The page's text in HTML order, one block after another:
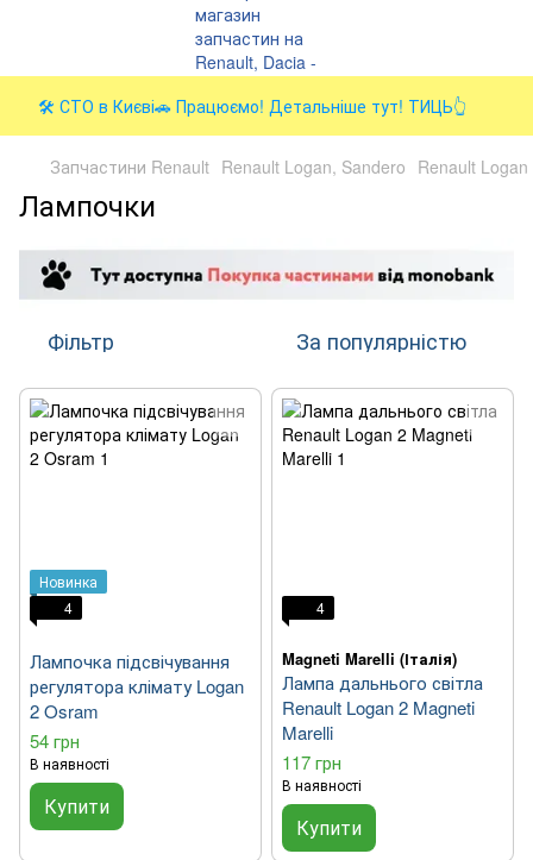
🛠️ СТО в Києві🚗 Працюємо! Детальніше тут! ТИЦЬ👆
Запчастини Renault Renault Logan, Sandero Renault
Лампочки
Фільтр За популярністю
Новинка
4
Лампочка підсвічування
регулятора клімату Logan
2 Osram
54 грн
В наявності
Купити
4
Magneti Marelli (Італія)
Лампа дальнього світла
Renault Logan 2 Magneti
Marelli
117 грн
В наявності
Купити